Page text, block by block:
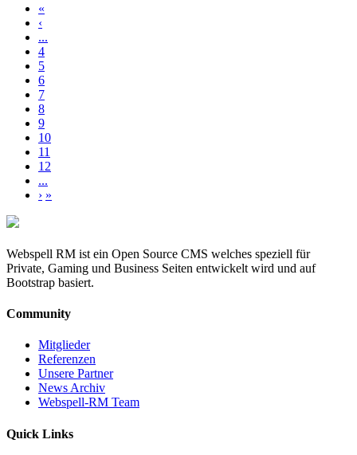
«
‹
...
4
5
6
7
8
9
10
11
12
...
› »
Webspell RM ist ein Open Source CMS welches speziell für
Private, Gaming und Business Seiten entwickelt wird und auf
Bootstrap basiert.
Community
Mitglieder
Referenzen
Unsere Partner
News Archiv
Webspell-RM Team
Quick Links